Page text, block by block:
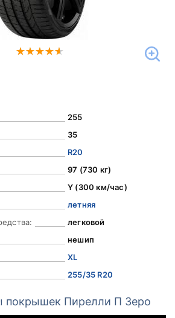
255
35
R20
97 (730 кг)
Y (300 км/час)
летняя
легковой
нешип
XL
255/35 R20
покрышек Пирелли П Зеро